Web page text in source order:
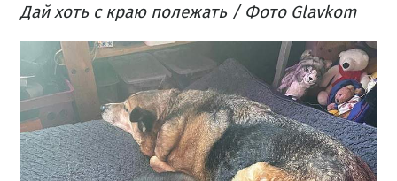
Дай хоть с краю полежать / Фото Glavkom